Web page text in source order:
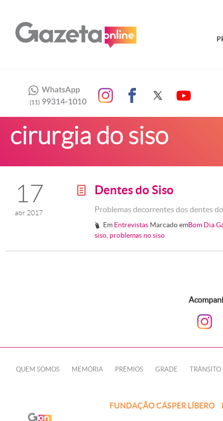
cirurgia do siso
17
abr 2017
g Dentes do Siso
Problemas decorrentes dos dentes
# Em Entrevistas Marcado emBom Dia
siso problemas no siso
QUEM SOMOS MEMÓRIA PRÊMIOS GRADE TRÂNSITO
FUNDAÇÃO CÁSPER LÍBERO